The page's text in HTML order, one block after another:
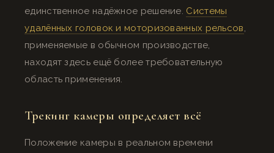
единственное надёжное решение. Системы
удалённых головок и моторизованных рельсов
применяемые в обычном производстве,
находят здесь ещё более требовательную
область применения.
Трекинг камеры определяет всё
Положение камеры в реальном времени